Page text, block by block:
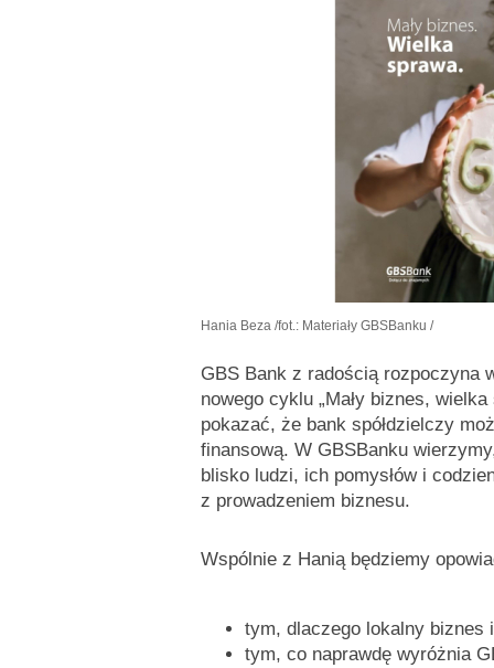
Hania Beza /fot.: Materiały GBSBanku /
GBS Bank z radością rozpoczyna
nowego cyklu „Mały biznes,
pokazać, że bank spółdzielczy
finansową. W GBSBanku
blisko ludzi, ich pomysłów i
z prowadzeniem biznesu.
Wspólnie z Hanią będziemy
tym, dlaczego lokalny biznes
tym, co naprawdę wyróżnia